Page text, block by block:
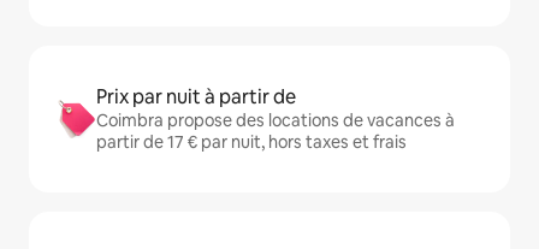
Prix par nuit à partir de
Coimbra propose des locations de vacances à
partir de 17 € par nuit, hors taxes et frais